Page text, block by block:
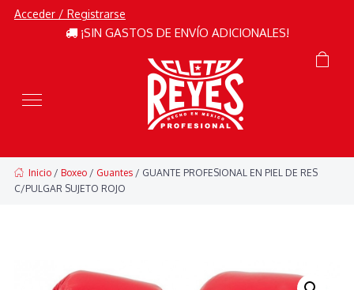
Acceder / Registrarse
¡SIN GASTOS DE ENVÍO ADICIONALES!
Inicio /Boxeo / Guantes / GUANTE PROFESIONAL EN PIEL DE RES
C/PULGAR SUJETO ROJO